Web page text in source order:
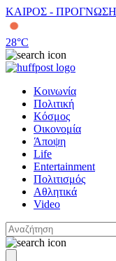
ΚΑΙΡΟΣ -
28°C
Κοινωνία
Πολιτική
Κόσμος
Οικονομία
Άποψη
Life
Entertainment
Πολιτισμός
Αθλητικά
Video